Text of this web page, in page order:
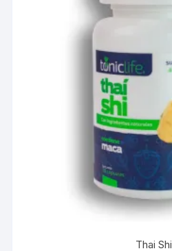
Thai Shi